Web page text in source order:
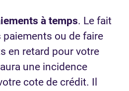
à temps. Le fait
paiements ou de faire
en retard pour votre
une incidence
cote de crédit. Il